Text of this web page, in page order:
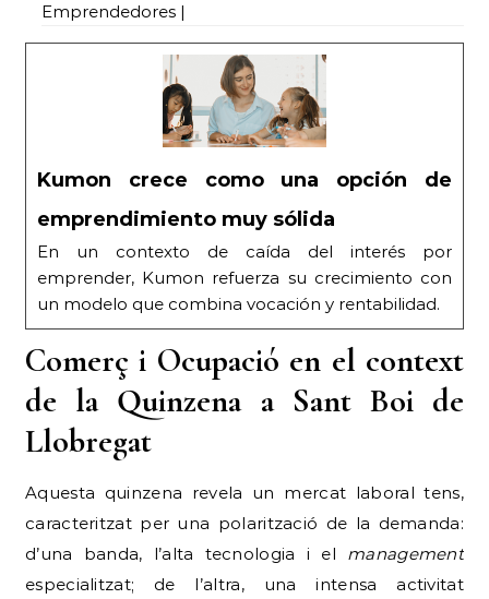
Emprendedores |
Kumon crece como una opción de
emprendimiento muy sólida
En un contexto de caída del interés por
emprender, Kumon refuerza su crecimiento con
un modelo que combina vocación y rentabilidad.
Comerç i Ocupació en el context
de la Quinzena a Sant Boi de
Llobregat
Aquesta quinzena revela un mercat laboral tens,
caracteritzat per una polarització de la demanda:
d’una banda, l’alta tecnologia i el management
especialitzat; de l’altra, una intensa activitat